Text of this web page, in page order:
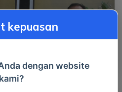
kepuasan
dengan website
kami?